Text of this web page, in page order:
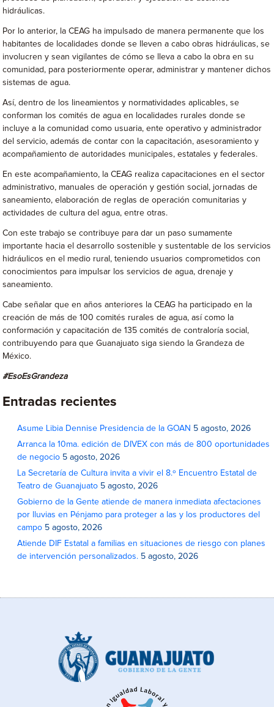
hidráulicas.
Por lo anterior, la CEAG ha impulsado de manera permanente que los
habitantes de localidades donde se lleven a cabo obras hidráulicas, se
involucren y sean vigilantes de cómo se lleva a cabo la obra en su
comunidad, para posteriormente operar, administrar y mantener dichos
sistemas de agua.
Así, dentro de los lineamientos y normatividades aplicables, se
conforman los comités de agua en localidades rurales donde se
incluye a la comunidad como usuaria, ente operativo y administrador
del servicio, además de contar con la capacitación, asesoramiento y
acompañamiento de autoridades municipales, estatales y federales.
En este acompañamiento, la CEAG realiza capacitaciones en el sector
administrativo, manuales de operación y gestión social, jornadas de
saneamiento, elaboración de reglas de operación comunitarias y
actividades de cultura del agua, entre otras.
Con este trabajo se contribuye para dar un paso sumamente
importante hacia el desarrollo sostenible y sustentable de los servicios
hidráulicos en el medio rural, teniendo usuarios comprometidos con
conocimientos para impulsar los servicios de agua, drenaje y
saneamiento.
Cabe señalar que en años anteriores la CEAG ha participado en la
creación de más de 100 comités rurales de agua, así como la
conformación y capacitación de 135 comités de contraloría social,
contribuyendo para que Guanajuato siga siendo la Grandeza de
México.
#EsoEsGrandeza
Entradas recientes
Asume Libia Dennise Presidencia de la GOAN 5 agosto, 2026
Arranca la 10ma. edición de DIVEX con más de 800 oportunidades
de negocio 5 agosto, 2026
La Secretaría de Cultura invita a vivir el 8.º Encuentro Estatal de
Teatro de Guanajuato 5 agosto, 2026
Gobierno de la Gente atiende de manera inmediata afectaciones
por lluvias en Pénjamo para proteger a las y los productores del
campo 5 agosto, 2026
Atiende DIF Estatal a familias en situaciones de riesgo con planes
de intervención personalizados. 5 agosto, 2026